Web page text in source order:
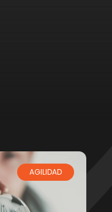
AGILIDAD